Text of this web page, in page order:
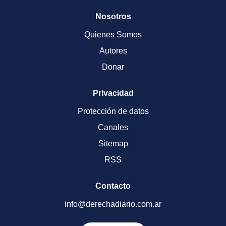
Nosotros
Quienes Somos
Autores
Donar
Privacidad
Protección de datos
Canales
Sitemap
RSS
Contacto
info@derechadiario.com.ar